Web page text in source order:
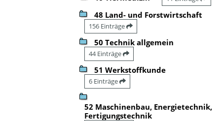
48 Land- und Forstwirtschaft
156 Einträge
50 Technik allgemein
44 Einträge
51 Werkstoffkunde
6 Einträge
52 Maschinenbau, Energietechnik,
Fertigungstechnik